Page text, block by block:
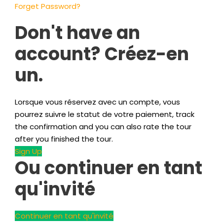
Forget Password?
Don't have an
account? Créez-en
un.
Lorsque vous réservez avec un compte, vous
pourrez suivre le statut de votre paiement, track
the confirmation and you can also rate the tour
after you finished the tour.
Sign Up
Ou continuer en tant
qu'invité
Continuer en tant qu'invité